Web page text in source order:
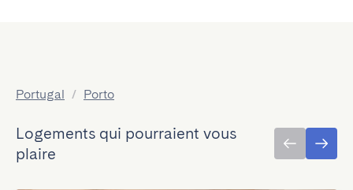
Portugal / Porto
Logements qui pourraient vous
plaire